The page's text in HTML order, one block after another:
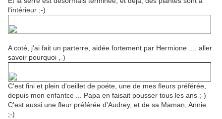
l'intérieur ;-)
A coté, j'ai fait un parterre, aidée fortement par Hermione .... aller
savoir pourquoi ,-)
C'est fini et plein d'oeillet de poéte, une de mes fleurs préférée,
depuis mon enfantce ... Papa en faisait pousser tous les ans ;-)
C'est aussi une fleur préférée d'Audrey, et de sa Maman, Annie
;-)